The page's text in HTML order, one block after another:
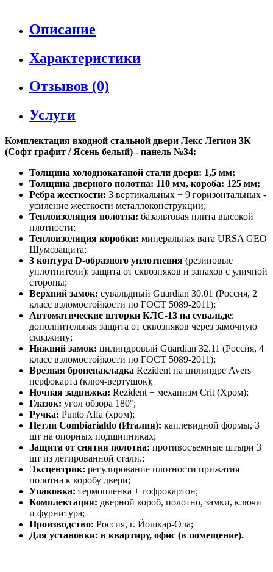
Описание
Характеристики
Отзывов (0)
Услуги
Комплектация входной стальной двери Лекс Легион 3К
(Софт графит / Ясень белый) - панель №34:
Толщина холоднокатаной стали двери: 1,5 мм;
Толщина дверного полотна: 110 мм, короба: 125 мм;
Ребра жесткости: 3 вертикальных + 9 горизонтальных -
усиление жесткости металлоконструкции;
Теплоизоляция полотна: базальтовая плита высокой
плотности;
Теплоизоляция коробки: минеральная вата URSA GEO
Шумозащита;
3 контура D-образного уплотнения (резиновые
уплотнители): защита от сквозняков и запахов с уличной
стороны;
Верхний замок: сувальдный Guardian 30.01 (Россия, 2
класс взломостойкости по ГОСТ 5089-2011);
Автоматические шторки КЛС-13 на сувальде:
дополнительная защита от сквозняков через замочную
скважину;
Нижний замок: цилиндровый Guardian 32.11 (Россия, 4
класс взломостойкости по ГОСТ 5089-2011);
Врезная броненакладка Rezident на цилиндре Avers
перфокарта (ключ-вертушок);
Ночная задвижка: Rezident + механизм Crit (Хром);
Глазок: угол обзора 180°;
Ручка: Punto Alfa (хром);
Петли Combiarialdo (Италия): каплевидной формы, 3
шт на опорных подшипниках;
Защита от снятия полотна: противосъемные штыри 3
шт из легированной стали.;
Эксцентрик: регулирование плотности прижатия
полотна к коробу двери;
Упаковка: термопленка + гофрокартон;
Комплектация: дверной короб, полотно, замки, ключи
и фурнитура;
Производство: Россия, г. Йошкар-Ола;
Для установки: в квартиру, офис (в помещение).